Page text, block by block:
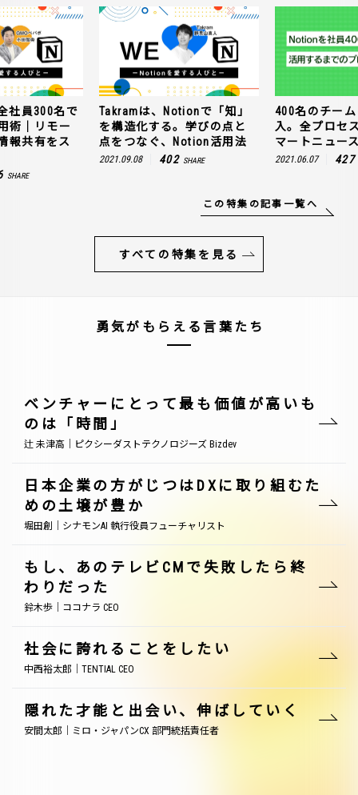
社員300名で
術｜リモー
報共有をス
SHARE
Takramは、Notionで「知」
を構造化する。学びの点と
点をつなぐ、Notion活用法
2021.09.08 402 SHARE
400名のチー
入。全プロセ
マートニュー
2021.06.07 427
この特集の記事一覧へ
すべての特集を見る
勇気がもらえる言葉たち
ベンチャーにとって最も価値が高いも
のは「時間」
辻 未津高｜ピクシーダストテクノロジーズ Bizdev
日本企業の方がじつはDXに取り組むた
めの土壌が豊か
堀田創｜シナモンAI 執行役員フューチャリスト
もし、あのテレビCMで失敗したら終
わりだった
鈴木歩｜ココナラ CEO
社会に誇れることをしたい
中西裕太郎｜TENTIAL CEO
隠れた才能と出会い、伸ばしていく
安間太郎｜ミロ・ジャパンCX 部門統括責任者